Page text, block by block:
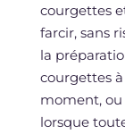
courgettes
farcir, sans
la
courgettes
moment,
lorsque